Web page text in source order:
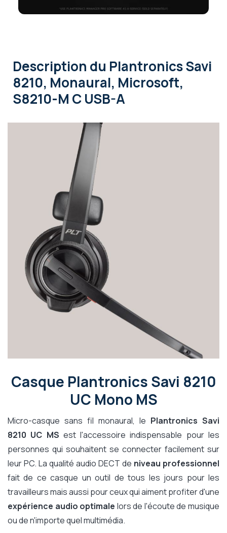
Description du Plantronics Savi
8210, Monaural, Microsoft,
S8210-M C USB-A
Casque Plantronics Savi 8210
UC Mono MS
Micro-casque sans fil monaural, le Plantronics Savi
8210 UC MS est l'accessoire indispensable pour les
personnes qui souhaitent se connecter facilement sur
leur PC. La qualité audio DECT de niveau professionnel
fait de ce casque un outil de tous les jours pour les
travailleurs mais aussi pour ceux qui aiment profiter d'une
expérience audio optimale lors de l'écoute de musique
ou de n'importe quel multimédia.